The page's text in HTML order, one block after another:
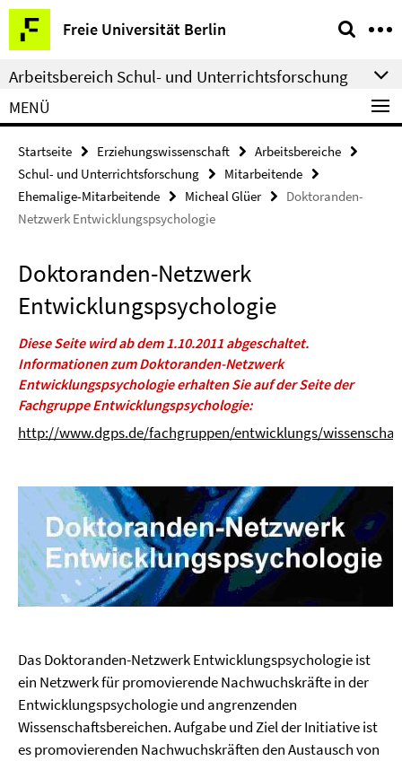
Springe
direkt
zu
Inhalt
Freie Universität Berlin
Service-
Navigation
Arbeitsbereich Schul- und Unterrichtsforschung
MENÜ
Startseite Erziehungswissenschaft
Arbeitsbereiche
Schul- und Unterrichtsforschung
Mitarbeitende
Ehemalige-Mitarbeitende
Micheal Glüer
Doktoranden-
Netzwerk Entwicklungspsychologie
Doktoranden-Netzwerk
Entwicklungspsychologie
Diese Seite wird ab dem 1.10.2011 abgeschaltet.
Informationen zum Doktoranden-Netzwerk
Entwicklungspsychologie erhalten Sie auf der Seite der
Fachgruppe Entwicklungspsychologie:
http://www.dgps.de/fachgruppen/entwicklungs/
Das Doktoranden-Netzwerk Entwicklungspsychologie ist
ein Netzwerk für promovierende Nachwuchskräfte in der
Entwicklungspsychologie und angrenzenden
Wissenschaftsbereichen. Aufgabe und Ziel der Initiative ist
es promovierenden Nachwuchskräften den Austausch von